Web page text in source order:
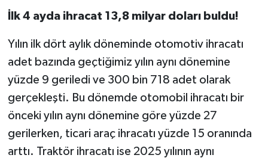
İlk 4 ayda ihracat 13,8 milyar doları buldu!
Yılın ilk dört aylık döneminde otomotiv ihracatı
adet bazında geçtiğimiz yılın aynı dönemine
yüzde 9 geriledi ve 300 bin 718 adet olarak
gerçekleşti. Bu dönemde otomobil ihracatı bir
önceki yılın aynı dönemine göre yüzde 27
gerilerken, ticari araç ihracatı yüzde 15 oranında
arttı. Traktör ihracatı ise 2025 yılının aynı